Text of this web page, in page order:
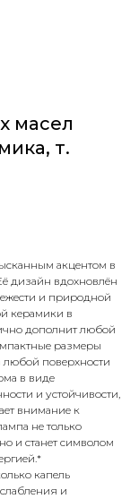
масел
т.
акцентом в
дизайн вдохновлён
и природной
керамики в
дополнит любой
размеры
любой поверхности
в виде
и устойчивости,
внимание к
не только
и станет символом
капель
и